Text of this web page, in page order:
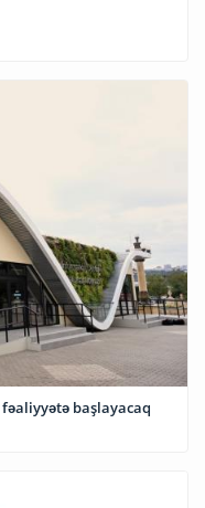
başlayacaq